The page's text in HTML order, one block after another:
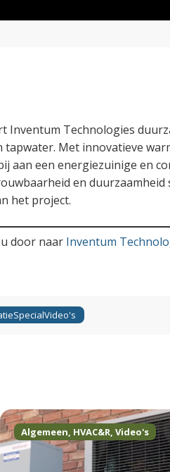
Inventum Technologies
Met innovatieve
aan een energiezuinige en
en duurzaamheid
het project.
door naar Inventum
SpecialVideo's
Algemeen, HVAC&R,Video's